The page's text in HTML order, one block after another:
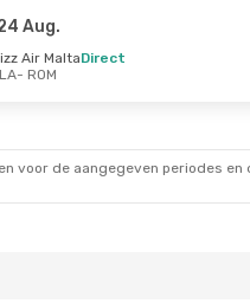
Aug.
Air MaltaDirect
- ROM
voor de aangegeven periodes